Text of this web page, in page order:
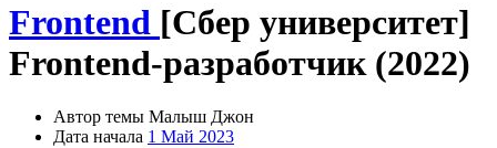
Frontend [Сбер университет]
Frontend-разработчик (2022)
Автор темы Малыш Джон
Дата начала 1 Май 2023